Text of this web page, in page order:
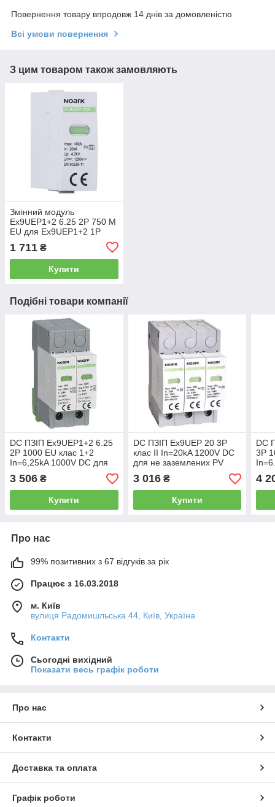
Повернення товару впродовж 14 днів за домовленістю
Всі умови повернення
З цим товаром також замовляють
Змінний модуль
Ex9UEP1+2 6.25 2P 750 M
EU для Ex9UEP1+2 1P
клас 1+2 In=6.25kA 750V
DC 111775 Noark
1 711 ₴
Купити
Подібні товари компанії
DC ПЗІП Ex9UEP1+2 6.25
2P 1000 EU клас 1+2
In=6,25kA 1000V DC для
заземлених PV систем
111751 Noark
3 506 ₴
Купити
DC ПЗІП Ex9UEP 20 3P
клас ІІ In=20kA 1200V DC
для не заземлених PV
систем 112894 Noark
3 016₴
Купити
DC
3P
4
Про нас
99% позитивних з 67 відгуків за рік
Працює з 16.03.2018
м. Київ
вулиця Радомишльська 44, Київ, Україна
Контакти
Сьогодні вихідний
Показати весь графік роботи
Про нас
Контакти
Доставка та оплата
Графік роботи